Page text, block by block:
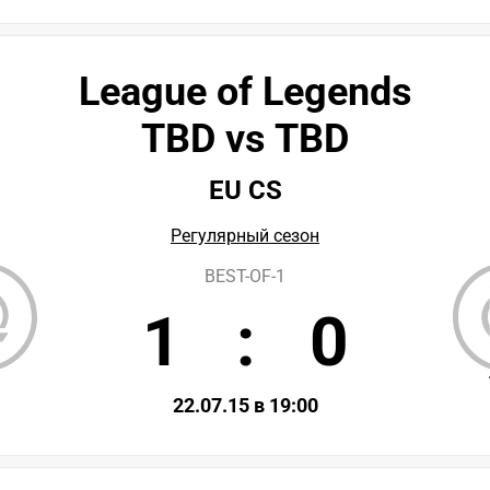
League of Legends
TBD vs TBD
EU CS
Регулярный сезон
BEST-OF-1
1 : 0
22.07.15 в 19:00